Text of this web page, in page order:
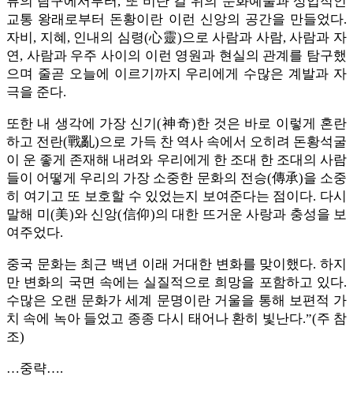
교통 왕래로부터 돈황이란 이런 신앙의 공간을 만들었다.
자비, 지혜, 인내의 심령(心靈)으로 사람과 사람, 사람과 자
연, 사람과 우주 사이의 이런 영원과 현실의 관계를 탐구했
으며 줄곧 오늘에 이르기까지 우리에게 수많은 계발과 자
극을 준다.
또한 내 생각에 가장 신기(神奇)한 것은 바로 이렇게 혼란
하고 전란(戰亂)으로 가득 찬 역사 속에서 오히려 돈황석굴
이 운 좋게 존재해 내려와 우리에게 한 조대 한 조대의 사람
들이 어떻게 우리의 가장 소중한 문화의 전승(傳承)을 소중
히 여기고 또 보호할 수 있었는지 보여준다는 점이다. 다시
말해 미(美)와 신앙(信仰)의 대한 뜨거운 사랑과 충성을 보
여주었다.
중국 문화는 최근 백년 이래 거대한 변화를 맞이했다. 하지
만 변화의 국면 속에는 실질적으로 희망을 포함하고 있다.
수많은 오랜 문화가 세계 문명이란 거울을 통해 보편적 가
치 속에 녹아 들었고 종종 다시 태어나 환히 빛난다.”(주 참
조)
…중략….